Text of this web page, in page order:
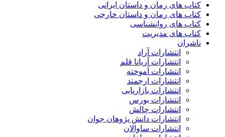
کتاب های رمان و داستان ایرانی
کتاب های رمان و داستان خارجی
کتاب های روانشناسی
کتاب های مدیریت
ناشران
انتشارات آراد
انتشارات آریانا قلم
انتشارات آموخته
انتشارات ارجمند
انتشارات بازاریابی
انتشارات بورس
انتشارات چالش
انتشارات دانش پژوهان جوان
انتشارات ساوالان